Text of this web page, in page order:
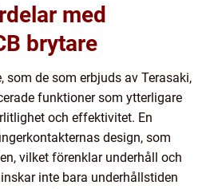
med
brytare
som de som erbjuds av Terasaki,
funktioner som ytterligare
och effektivitet. En
design, som
vilket förenklar underhåll och
inte bara underhållstiden